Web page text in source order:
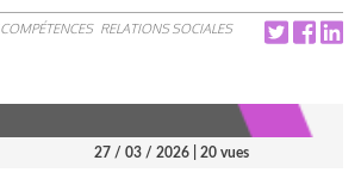
RELATIONS SOCIALES
27 / 03 / 2026 | 20 vues